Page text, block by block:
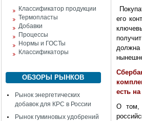
Классификатор продукции
Термопласты
Добавки
Процессы
Нормы и ГОСТы
Классификаторы
ОБЗОРЫ РЫНКОВ
Рынок энергетических
добавок для КРС в России
Рынок гуминовых удобрений
его
должна
есть
О том,